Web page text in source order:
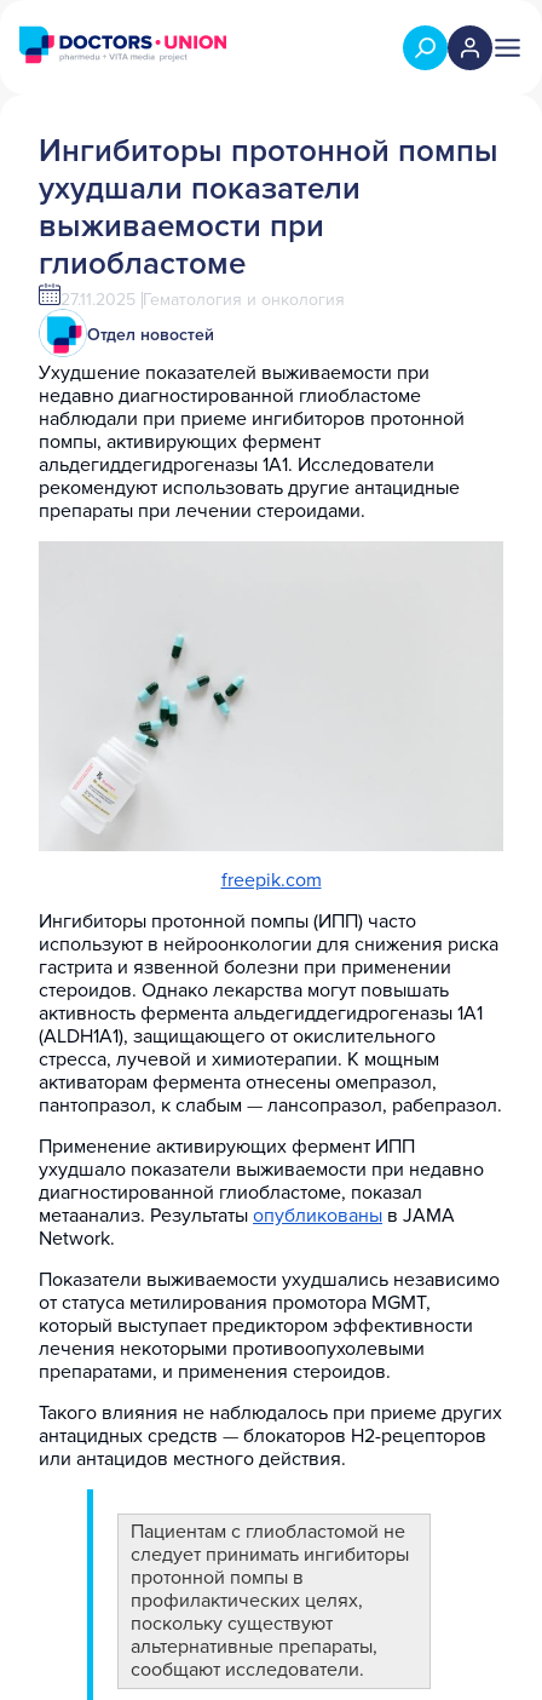
Ингибиторы протонной помпы
ухудшали показатели
выживаемости при
глиобластоме
27.11.2025 Гематология и онкология
Отдел новостей
Ухудшение показателей выживаемости при
недавно диагностированной глиобластоме
наблюдали при приеме ингибиторов протонной
помпы, активирующих фермент
альдегиддегидрогеназы 1A1. Исследователи
рекомендуют использовать другие антацидные
препараты при лечении стероидами.
freepik.com
Ингибиторы протонной помпы (ИПП) часто
используют в нейроонкологии для снижения риска
гастрита и язвенной болезни при применении
стероидов. Однако лекарства могут повышать
активность фермента альдегиддегидрогеназы 1A1
(ALDH1A1), защищающего от окислительного
стресса, лучевой и химиотерапии. К мощным
активаторам фермента отнесены омепразол,
пантопразол, к слабым — лансопразол, рабепразол.
Применение активирующих фермент ИПП
ухудшало показатели выживаемости при недавно
диагностированной глиобластоме, показал
метаанализ. Результаты опубликованы в JAMA
Network.
Показатели выживаемости ухудшались независимо
от статуса метилирования промотора MGMT,
который выступает предиктором эффективности
лечения некоторыми противоопухолевыми
препаратами, и применения стероидов.
Такого влияния не наблюдалось при приеме других
антацидных средств — блокаторов Н2-рецепторов
или антацидов местного действия.
Пациентам с глиобластомой не
следует принимать ингибиторы
протонной помпы в
профилактических целях,
поскольку существуют
альтернативные препараты,
сообщают исследователи.